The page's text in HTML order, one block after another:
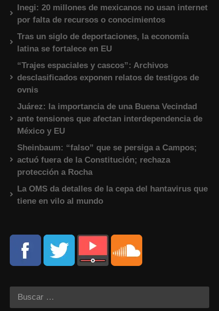
Inegi: 20 millones de mexicanos no usan internet
por falta de recursos o conocimientos
Tras un siglo de deportaciones, la economía
latina se fortalece en EU
“Trajes espaciales y cascos”: Archivos
desclasificados exponen relatos de testigos de
ovnis
Juárez: la importancia de una Buena Vecindad
ante tensiones que afectan interdependencia de
México y EU
Sheinbaum: “falso” que se persiga a Campos;
actuó fuera de la Constitución; rechaza
protección a Rocha
La OMS da detalles de la cepa del hantavirus que
tiene en vilo al mundo